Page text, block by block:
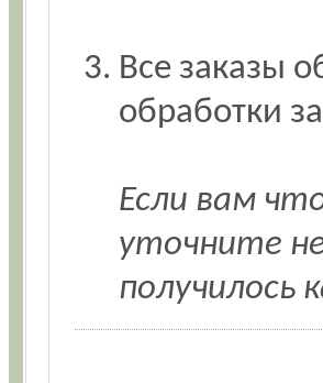
Все заказы
обработки
Если вам
уточните
получилось